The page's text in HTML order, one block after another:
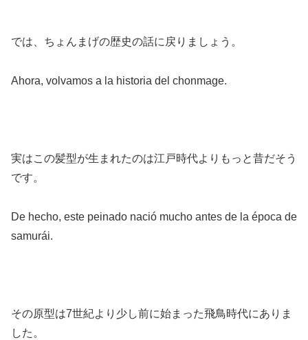
では、ちょんまげの歴史の話に戻りましょう。
Ahora, volvamos a la historia del chonmage.
実はこの髪型が生まれたのは江戸時代よりもっと昔だそう
です。
De hecho, este peinado nació mucho antes de la época de
samurái.
その原型は7世紀より少し前に始まった飛鳥時代にありま
した。